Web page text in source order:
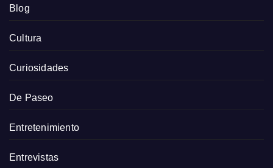
Blog
Cultura
Curiosidades
De Paseo
Entretenimiento
Entrevistas